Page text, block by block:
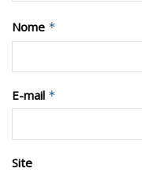
Nome *
E-mail *
Site